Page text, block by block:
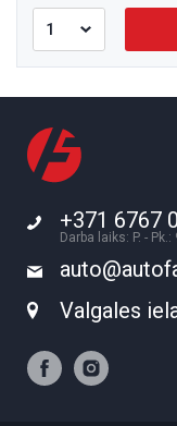
+371 6767
Darba laiks: P. -
Valgales